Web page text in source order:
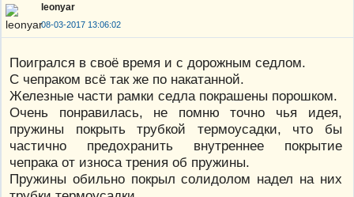
leonyar
08-03-2017 13:06:02
Поигрался в своё время и с дорожным седлом.
С чепраком всё так же по накатанной.
Железные части рамки седла покрашены порошком.
Очень понравилась, не помню точно чья идея,
пружины покрыть трубкой термоусадки, что бы
частично предохранить внутреннее покрытие
чепрака от износа трения об пружины.
Пружины обильно покрыл солидолом надел на них